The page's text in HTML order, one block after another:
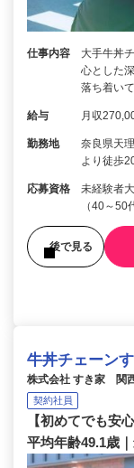
仕事内容
大手牛丼
心とした
落ち着い
給与 月収
勤務地
奈良県天
より徒歩
応募資格
未経験者
（40～
後で見る
牛丼チェーン
株式会社 すき家 関
契約社員
【初めてでも安
平均年齢49.1歳